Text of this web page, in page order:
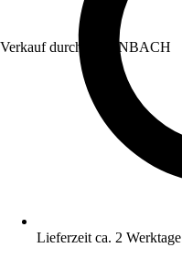
Verkauf durch: HORNBACH
Lieferzeit ca. 2 Werktage